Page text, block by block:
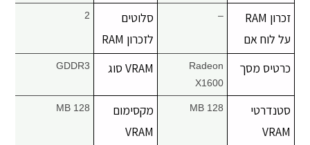
זכרון RAM
על לוח אם
–
סלוטים
לזכרון RAM
2
כרטיס מסך
Radeon
X1600
VRAM סוג GDDR3
סטנדרטי
VRAM
128 MB
מקסימום
VRAM
128 MB